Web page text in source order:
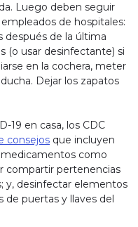
Luego deben seguir
de hospitales:
después de la última
(o usar desinfectante) si
en la cochera, meter
Dejar los zapatos
19 en casa, los CDC
consejos que incluyen
como
compartir pertenencias
y, desinfectar elementos
de puertas y llaves del